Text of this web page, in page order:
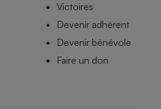
Victoires
Devenir adhérent
Devenir bénévole
Faire un don